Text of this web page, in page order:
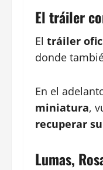
El tráiler
El tráiler
donde
En el
miniatura,
recuperar
Lumas,